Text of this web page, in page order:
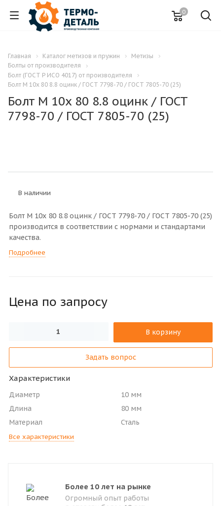
0
Главная Каталог метизов и пружин
Метизы
Болты от производителя
Болт (ГОСТ Р ИСО 4017) от производителя
Болт M 10x 80 8.8 оцинк / ГОСТ 7798-70 / ГОСТ 7805-70 (25)
Болт M 10x 80 8.8 оцинк / ГОСТ
7798-70 / ГОСТ 7805-70 (25)
В наличии
Болт M 10x 80 8.8 оцинк / ГОСТ 7798-70 / ГОСТ 7805-70 (25)
производится в соответствии с нормами и стандартами
качества.
Подробнее
Цена по запросу
В корзину
Задать вопрос
Характеристики
Диаметр
10 мм
Длина
80 мм
Материал
Сталь
Все характеристики
Более 10 лет на рынке
Огромный опыт работы